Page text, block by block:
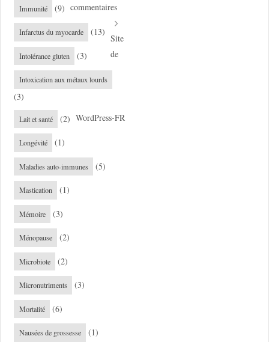
Immunité (9)
Infarctus du myocarde (13)
Intolérance gluten (3)
Intoxication aux métaux lourds
(3)
Lait et santé (2)
Longévité (1)
Maladies auto-immunes (5)
Mastication (1)
Mémoire (3)
Ménopause (2)
Microbiote (2)
Micronutriments (3)
Mortalité (6)
Nausées de grossesse (1)
commentaires
Site
de
WordPress-FR